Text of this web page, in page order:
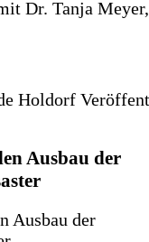
Dr. Tanja Meyer,
Holdorf
Ausbau der